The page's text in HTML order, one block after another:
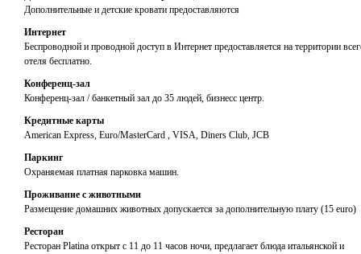
Дополнительные и детские кровати предоставляются
Интернет
Беспроводной и проводной доступ в Интернет предоставляется на территории
отеля бесплатно.
Конференц-зал
Конференц-зал / банкетный зал до 35 людей, бизнесс центр.
Кредитные карты
American Express, Euro/MasterCard , VISA, Diners Club, JCB
Паркинг
Охраняемая платная парковка машин.
Проживание с животными
Размещение домашних животных допускается за дополнительную плату (15 euro)
Ресторан
Ресторан Platina открыт с 11 до 11 часов ночи, предлагает блюда итальянской и